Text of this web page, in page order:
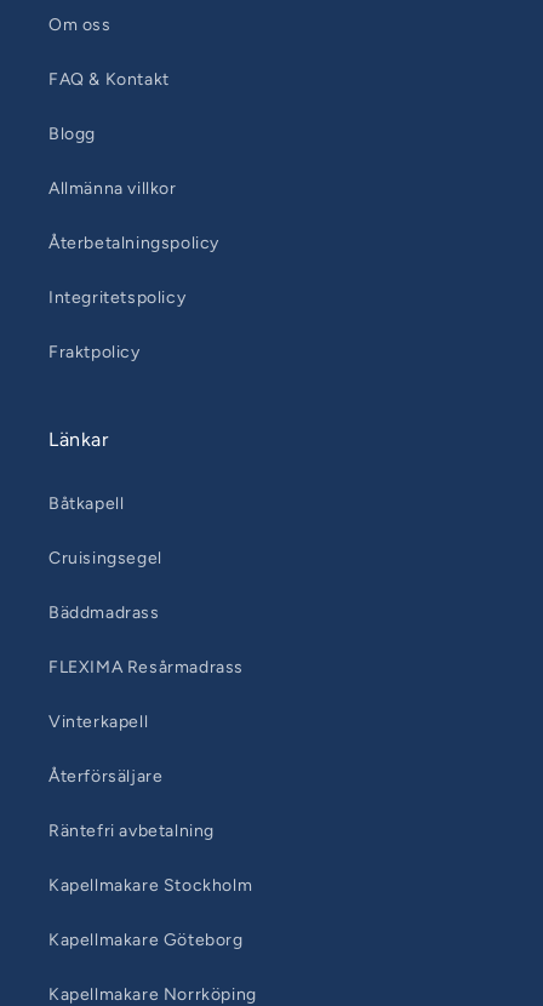
Om oss
FAQ & Kontakt
Blogg
Allmänna villkor
Återbetalningspolicy
Integritetspolicy
Fraktpolicy
Länkar
Båtkapell
Cruisingsegel
Bäddmadrass
FLEXIMA Resårmadrass
Vinterkapell
Återförsäljare
Räntefri avbetalning
Kapellmakare Stockholm
Kapellmakare Göteborg
Kapellmakare Norrköping